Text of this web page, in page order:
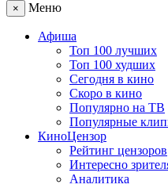
× Меню
Афиша
Топ 100 лучших
Топ 100 худших
Сегодня в кино
Скоро в кино
Популярно на ТВ
Популярные
КиноЦензор
Рейтинг цензоров
Интересно
Аналитика